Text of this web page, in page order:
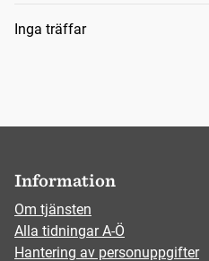
Sökresultat
Inga träffar
Information
Om tjänsten
Alla tidningar A-Ö
Hantering av personuppgifter